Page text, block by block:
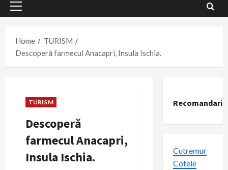
Primary
Home
TURISM
Descoperă farmecul Anacapri, Insula Ischia.
TURISM
Descoperă
farmecul Anacapri,
Insula Ischia.
Recomandari
Cutremur
Cotele